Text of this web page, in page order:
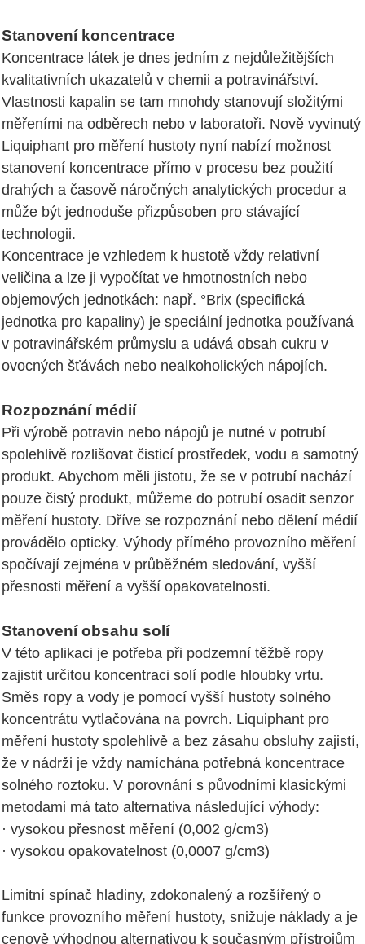
Stanovení koncentrace
Koncentrace látek je dnes jedním z nejdůležitějších
kvalitativních ukazatelů v chemii a potravinářství.
Vlastnosti kapalin se tam mnohdy stanovují složitými
měřeními na odběrech nebo v laboratoři. Nově vyvinutý
Liquiphant pro měření hustoty nyní nabízí možnost
stanovení koncentrace přímo v procesu bez použití
drahých a časově náročných analytických procedur a
může být jednoduše přizpůsoben pro stávající
technologii.
Koncentrace je vzhledem k hustotě vždy relativní
veličina a lze ji vypočítat ve hmotnostních nebo
objemových jednotkách: např. °Brix (specifická
jednotka pro kapaliny) je speciální jednotka používaná
v potravinářském průmyslu a udává obsah cukru v
ovocných šťávách nebo nealkoholických nápojích.
Rozpoznání médií
Při výrobě potravin nebo nápojů je nutné v potrubí
spolehlivě rozlišovat čisticí prostředek, vodu a samotný
produkt. Abychom měli jistotu, že se v potrubí nachází
pouze čistý produkt, můžeme do potrubí osadit senzor
měření hustoty. Dříve se rozpoznání nebo dělení médií
provádělo opticky. Výhody přímého provozního měření
spočívají zejména v průběžném sledování, vyšší
přesnosti měření a vyšší opakovatelnosti.
Stanovení obsahu solí
V této aplikaci je potřeba při podzemní těžbě ropy
zajistit určitou koncentraci solí podle hloubky vrtu.
Směs ropy a vody je pomocí vyšší hustoty solného
koncentrátu vytlačována na povrch. Liquiphant pro
měření hustoty spolehlivě a bez zásahu obsluhy zajistí,
že v nádrži je vždy namíchána potřebná koncentrace
solného roztoku. V porovnání s původními klasickými
metodami má tato alternativa následující výhody:
· vysokou přesnost měření (0,002 g/cm3)
· vysokou opakovatelnost (0,0007 g/cm3)
Limitní spínač hladiny, zdokonalený a rozšířený o
funkce provozního měření hustoty, snižuje náklady a je
cenově výhodnou alternativou k současným přístrojům